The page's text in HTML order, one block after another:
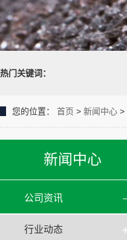
热门关键词：
您的位置： 首页 > 新闻中心 >
新闻中心
公司资讯
行业动态